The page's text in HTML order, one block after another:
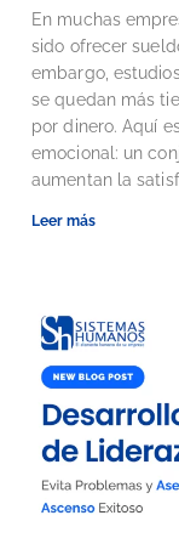
En muchas
sido ofrecer
embargo,
se quedan más
por dinero. Aquí
emocional: un
aumentan la
Leer más